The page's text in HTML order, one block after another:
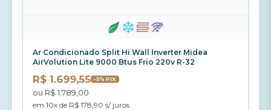
Ar Condicionado Split Hi Wall Inverter Midea
AirVolution Lite 9000 Btus Frio 220v R-32
R$ 1.699,55 -5% PIX
ou R$ 1.789,00
em 10x de R$ 178,90 s/ juros